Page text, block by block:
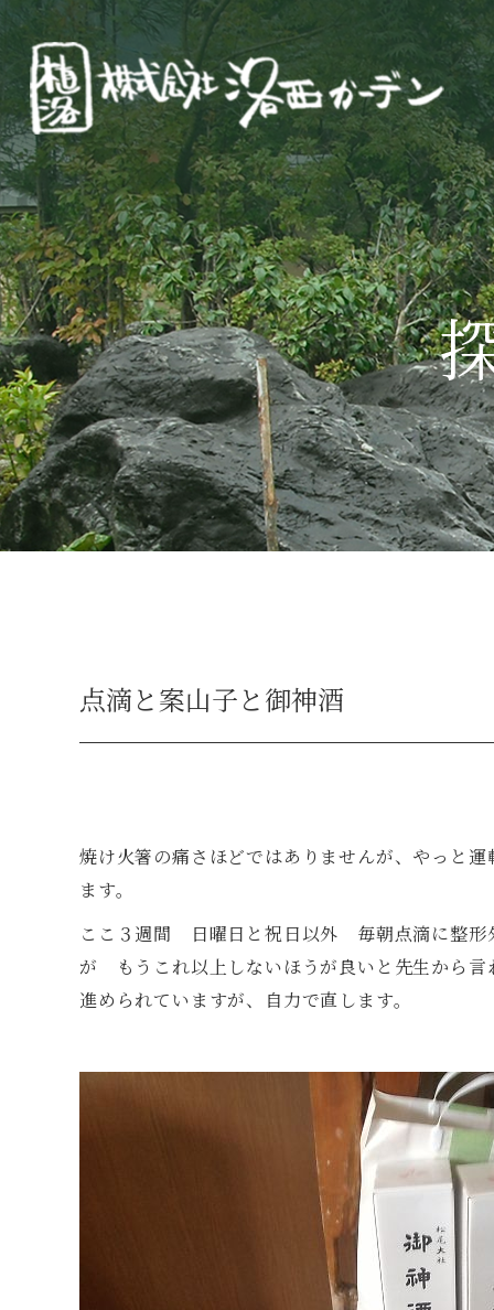
点滴と案山子と御神酒
焼け火箸の痛さほどではありませんが、やっと
ます。
ここ３週間 日曜日と祝日以外 毎朝点滴に整形
が もうこれ以上しないほうが良いと先生から言
進められていますが、自力で直します。